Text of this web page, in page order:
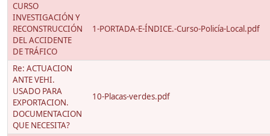
CURSO
INVESTIGACIÓN Y
RECONSTRUCCIÓN
DEL ACCIDENTE
DE TRÁFICO
1-PORTADA-E-ÍNDICE.-Curso-Policía-Local.pdf
Re: ACTUACION
ANTE VEHI.
USADO PARA
EXPORTACION.
DOCUMENTACION
QUE NECESITA?
10-Placas-verdes.pdf